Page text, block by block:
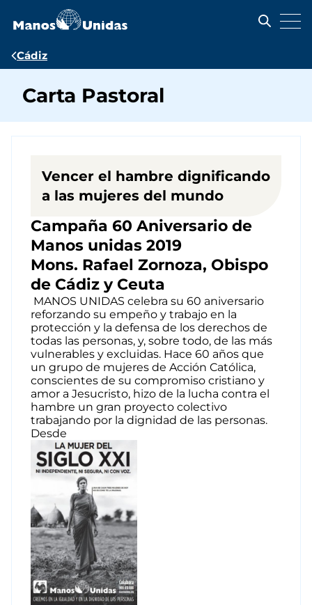
contenido
Ruta
navegación
Cádiz
Carta Pastoral
Vencer el hambre dignificando
a las mujeres del mundo
Campaña 60 Aniversario de
Manos unidas 2019
Mons. Rafael Zornoza, Obispo
de Cádiz y Ceuta
MANOS UNIDAS celebra su 60 aniversario
reforzando su empeño y trabajo en la
protección y la defensa de los derechos de
todas las personas, y, sobre todo, de las más
vulnerables y excluidas. Hace 60 años que
un grupo de mujeres de Acción Católica,
conscientes de su compromiso cristiano y
amor a Jesucristo, hizo de la lucha contra el
hambre un gran proyecto colectivo
trabajando por la dignidad de las personas.
Desde